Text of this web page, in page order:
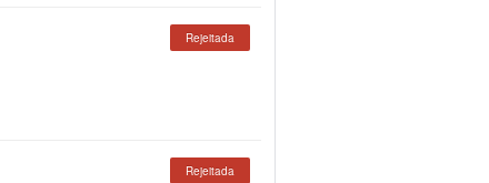
Rejeitada
Rejeitada